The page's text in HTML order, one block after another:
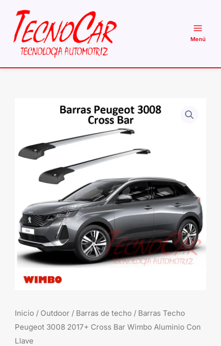
contenido
Inicio / Outdoor / Barras de techo / Barras Techo
Peugeot 3008 2017+ Cross Bar Wimbo Aluminio Con
Llave
3008
Wimbo
Aluminio
Con
Llave
cantidad